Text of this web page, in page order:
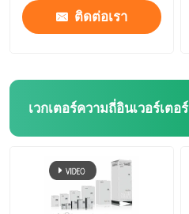
ติดต่อเรา
เวกเตอร์ความถี่อินเวอร์เตอร์